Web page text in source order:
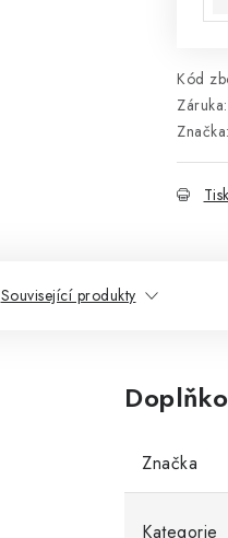
Kód
Záruka:
Značka:
Tisk
Související produkty
Značka
Kategorie